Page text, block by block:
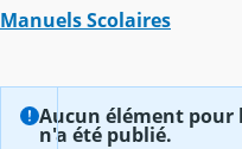
Manuels Scolaires
Aucun élément pour
n'a été publié.